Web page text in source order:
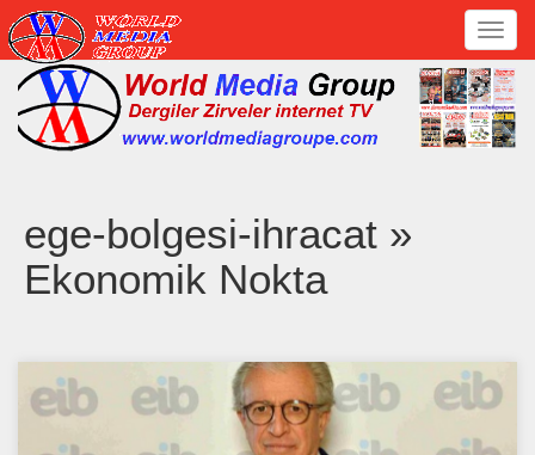
ege-bolgesi-ihracat »
Ekonomik Nokta